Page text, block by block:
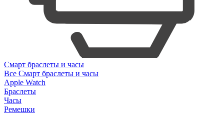
Смарт браслеты и часы
Все Смарт браслеты и часы
Apple Watch
Браслеты
Часы
Ремешки